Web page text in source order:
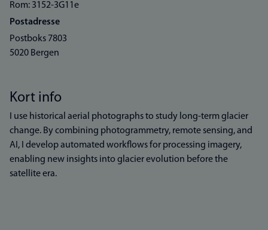
Rom: 3152-3G11e
Postadresse
Postboks 7803
5020 Bergen
Kort info
I use historical aerial photographs to study long-term glacier
change. By combining photogrammetry, remote sensing, and
AI, I develop automated workflows for processing imagery,
enabling new insights into glacier evolution before the
satellite era.